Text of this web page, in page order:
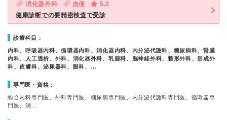
消化器外科 血便
5.0
健康診断での要精密検査で受診
診療科目：
内科、呼吸器内科、循環器内科、消化器内科、内分泌代謝科、糖尿病科、腎臓
内科、人工透析、外科、消化器外科、乳腺科、脳神経外科、整形外科、形成外
科、皮膚科、泌尿器科、眼科、…
専門医・資格：
総合内科専門医、外科専門医、糖尿病専門医、内分泌代謝科専門医、循環器専
門医、消…